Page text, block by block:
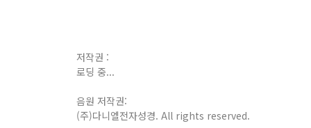
저작권 :
로딩 중...
음원 저작권:
(주)다니엘전자성경. All rights reserved.